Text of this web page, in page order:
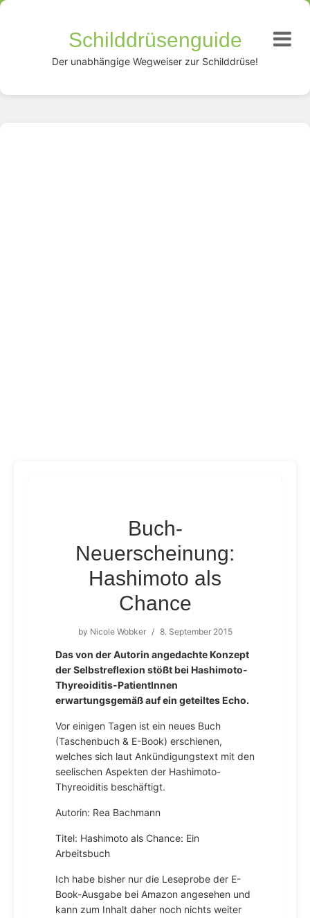
Schilddrüsenguide
Der unabhängige Wegweiser zur Schilddrüse!
Buch-
Neuerscheinung:
Hashimoto als
Chance
by Nicole Wobker / 8. September 2015
Das von der Autorin angedachte Konzept
der Selbstreflexion stößt bei Hashimoto-
Thyreoiditis-PatientInnen
erwartungsgemäß auf ein geteiltes Echo.
Vor einigen Tagen ist ein neues Buch
(Taschenbuch & E-Book) erschienen,
welches sich laut Ankündigungstext mit den
seelischen Aspekten der Hashimoto-
Thyreoiditis beschäftigt.
Autorin: Rea Bachmann
Titel: Hashimoto als Chance: Ein
Arbeitsbuch
Ich habe bisher nur die Leseprobe der E-
Book-Ausgabe bei Amazon angesehen und
kann zum Inhalt daher noch nichts weiter